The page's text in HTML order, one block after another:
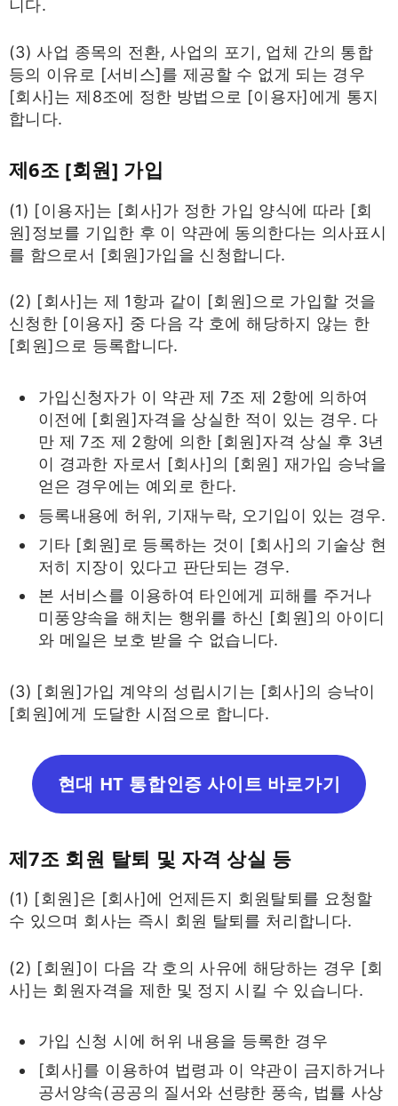
니다.
(3) 사업 종목의 전환, 사업의 포기, 업체 간의 통합
등의 이유로 [서비스]를 제공할 수 없게 되는 경우
[회사]는 제8조에 정한 방법으로 [이용자]에게 통지
합니다.
제6조 [회원] 가입
(1) [이용자]는 [회사]가 정한 가입 양식에 따라 [회
원]정보를 기입한 후 이 약관에 동의한다는 의사표시
를 함으로서 [회원]가입을 신청합니다.
(2) [회사]는 제 1항과 같이 [회원]으로 가입할 것을
신청한 [이용자] 중 다음 각 호에 해당하지 않는 한
[회원]으로 등록합니다.
가입신청자가 이 약관 제 7조 제 2항에 의하여
이전에 [회원]자격을 상실한 적이 있는 경우. 다
만 제 7조 제 2항에 의한 [회원]자격 상실 후 3년
이 경과한 자로서 [회사]의 [회원] 재가입 승낙을
얻은 경우에는 예외로 한다.
등록내용에 허위, 기재누락, 오기입이 있는 경우.
기타 [회원]로 등록하는 것이 [회사]의 기술상 현
저히 지장이 있다고 판단되는 경우.
본 서비스를 이용하여 타인에게 피해를 주거나
미풍양속을 해치는 행위를 하신 [회원]의 아이디
와 메일은 보호 받을 수 없습니다.
(3) [회원]가입 계약의 성립시기는 [회사]의 승낙이
[회원]에게 도달한 시점으로 합니다.
현대 HT 통합인증 사이트 바로가기
제7조 회원 탈퇴 및 자격 상실 등
(1) [회원]은 [회사]에 언제든지 회원탈퇴를 요청할
수 있으며 회사는 즉시 회원 탈퇴를 처리합니다.
(2) [회원]이 다음 각 호의 사유에 해당하는 경우 [회
사]는 회원자격을 제한 및 정지 시킬 수 있습니다.
가입 신청 시에 허위 내용을 등록한 경우
[회사]를 이용하여 법령과 이 약관이 금지하거나
공서양속(공공의 질서와 선량한 풍속, 법률 사상